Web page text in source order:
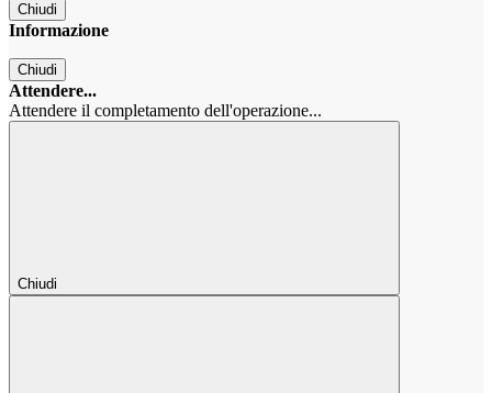
Chiudi
Informazione
Chiudi
Attendere...
Attendere il completamento dell'operazione...
Chiudi